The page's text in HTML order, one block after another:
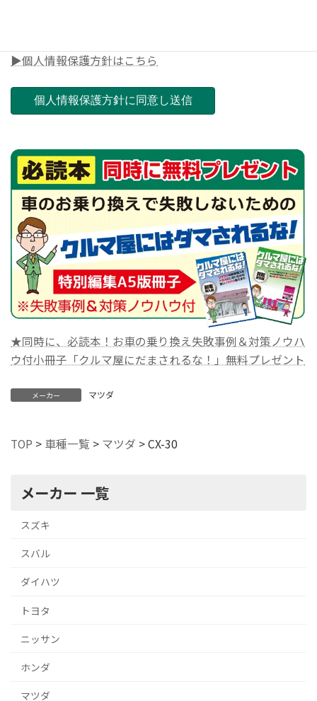
▶個人情報保護方針はこちら
★同時に、必読本！お車の乗り換え失敗事例＆対策ノウハ
ウ付小冊子「クルマ屋にだまされるな！」無料プレゼント
メーカー マツダ
TOP > 車種一覧 > マツダ >CX-30
メーカー 一覧
スズキ
スバル
ダイハツ
トヨタ
ニッサン
ホンダ
マツダ